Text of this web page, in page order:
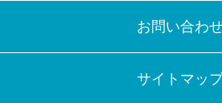
お問い合わ
サイトマッ